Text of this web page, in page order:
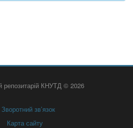
репозитарій КНУТД © 2026
Зворотний зв’язок
Карта сайту